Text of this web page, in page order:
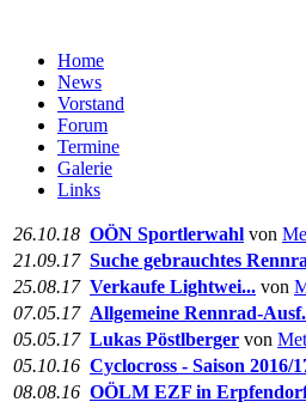
Home
News
Vorstand
Forum
Termine
Galerie
Links
26.10.18 OÖN Sportlerwahl von
21.09.17 Suche gebrauchtes
25.08.17 Verkaufe Lightwei... von
07.05.17 Allgemeine Rennrad-
05.05.17 Lukas Pöstlberger von
05.10.16 Cyclocross - Saison 2016/
08.08.16 OÖLM EZF in